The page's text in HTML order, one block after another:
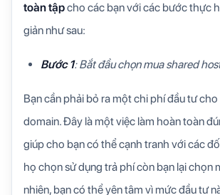
toàn tậpcho các bạn với các bước thực
giản như sau:
Bước 1: Bắt đầu chọn mua shared
Bạn cần phải bỏ ra một chi phí đầu tư
domain. Đây là một việc làm hoàn toàn
giúp cho bạn có thể cạnh tranh với các
họ chọn sử dụng trả phí còn bạn lại chọn
nhiên, bạn có thể yên tâm vì mức đầu tư